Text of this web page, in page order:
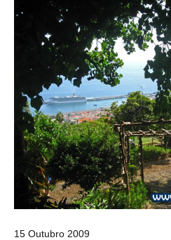
15 Outubro 2009